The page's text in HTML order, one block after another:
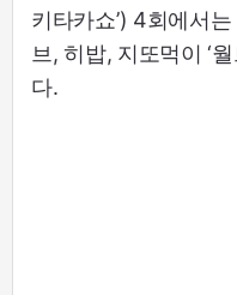
키타카쇼’) 4회에서는
브, 히밥, 지또먹이 ‘
다.